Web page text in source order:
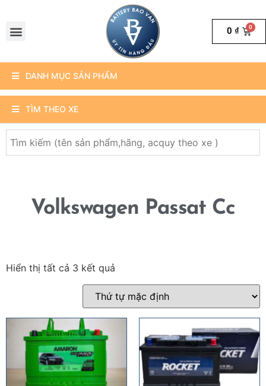
0 ₫
DANH MỤC SẢN PHẨM
TÌM THEO XE
Volkswagen Passat Cc
Hiển thị tất cả 3 kết quả